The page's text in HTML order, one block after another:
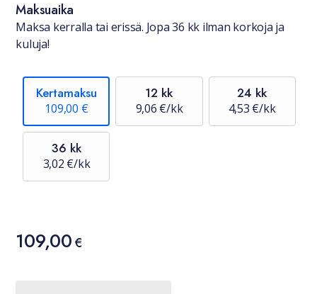
Maksuaika
Maksa kerralla tai erissä. Jopa 36 kk ilman korkoja ja
kuluja!
Kertamaksu
109,00 €
12 kk
9,06 €/kk
24 kk
4,53 €/kk
36 kk
3,02 €/kk
Hinta
109,00 €
109,00€